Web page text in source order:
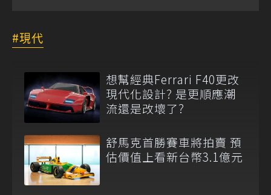
現代
想幫經典Ferrari F40更改
現代化設計? 是更順應潮
流還是改壞了?
舒馬克首勝賽車將拍賣 預
估價值上看新台幣3.1億元